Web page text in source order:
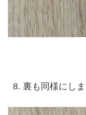
裏も同様にしま